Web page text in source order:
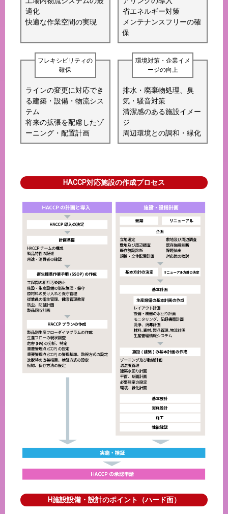
適化
快適な作業空間の実現
省エネルギー対策
メンテナンスフリーの確
保
フレキシビリティの
確保
ラインの変更に対応でき
る建築・設備・物流シス
テム
将来の拡張を配慮したゾ
ーニング・配置計画
環境対策・企業イメ
ージの向上
排水・廃棄物処理、臭
気・騒音対策
清潔感のある施設イメー
ジ
周辺環境との調和・緑化
HACCP対応施設の作成プロセス
H施設設備・設計のポイント（ハード面）